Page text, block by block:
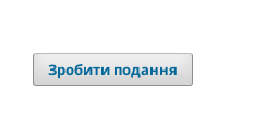
Зробити подання